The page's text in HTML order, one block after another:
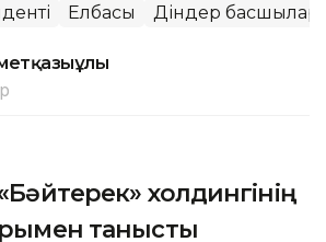
Елбасы Діндер
холдингінің
танысты